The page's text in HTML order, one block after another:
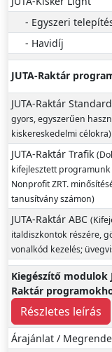
- Egyszeri
- Havidíj
JUTA-Raktár
JUTA-Raktár Standard
gyors, egyszerűen
kiskereskedelmi célokra)
JUTA-Raktár Trafik
kifejlesztett
Nonprofit ZRT.
tanusítvány számon)
JUTA-Raktár ABC
italdiszkontok részére,
vonalkód kezelés;
Kiegészítő modulok
Raktár
Részletes leírás
Árajánlat /